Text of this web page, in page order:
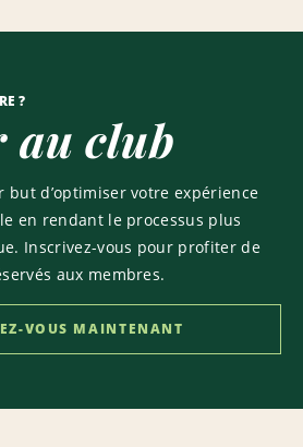
?
au club
but d’optimiser votre expérience
en rendant le processus plus
Inscrivez-vous pour profiter de
aux membres.
VOUS MAINTENANT